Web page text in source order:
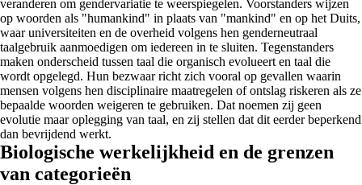
veranderen om gendervariatie te weerspiegelen. Voorstanders wijzen
op woorden als "humankind" in plaats van "mankind" en op het Duits,
waar universiteiten en de overheid volgens hen genderneutraal
taalgebruik aanmoedigen om iedereen in te sluiten. Tegenstanders
maken onderscheid tussen taal die organisch evolueert en taal die
wordt opgelegd. Hun bezwaar richt zich vooral op gevallen waarin
mensen volgens hen disciplinaire maatregelen of ontslag riskeren als ze
bepaalde woorden weigeren te gebruiken. Dat noemen zij geen
evolutie maar oplegging van taal, en zij stellen dat dit eerder beperkend
dan bevrijdend werkt.
Biologische werkelijkheid en de grenzen
van categorieën